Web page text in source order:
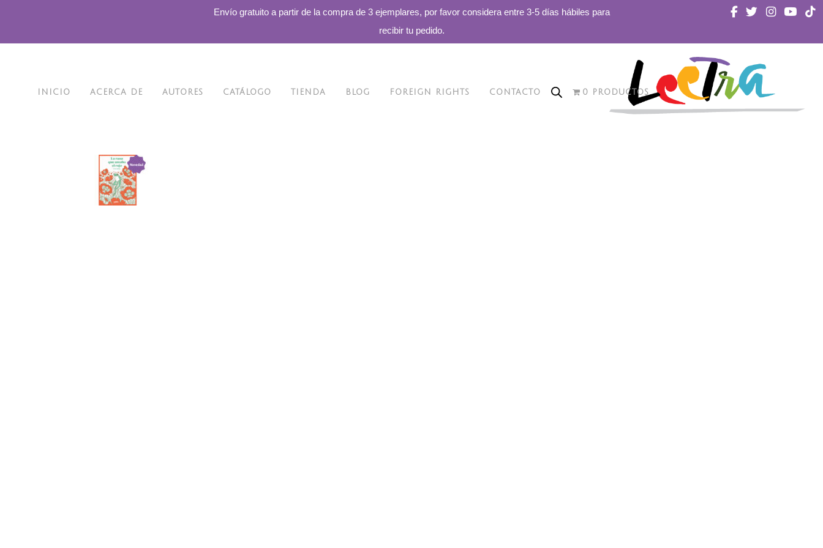
Envío gratuito a partir de la compra de 3 ejemplares, por favor considera entre 3-5 días hábiles para
recibir tu pedido.
INICIO ACERCA DE AUTORES CATÁLOGO TIENDA BLOG FOREIGN RIGHTS CONTACTO 0 PRODUCTOS